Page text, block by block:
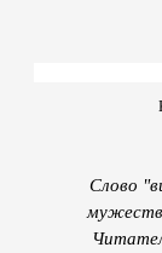
Слово